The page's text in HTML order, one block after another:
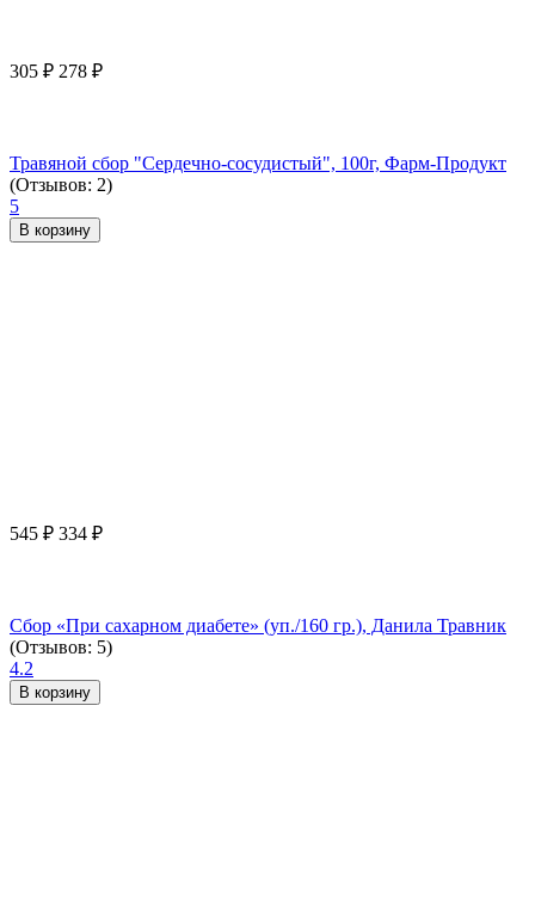
305 ₽ 278 ₽
Травяной сбор "Сердечно-сосудистый", 100г, Фарм-Продукт
(Отзывов: 2)
5
В корзину
545 ₽ 334 ₽
Сбор «При сахарном диабете» (уп./160 гр.), Данила Травник
(Отзывов: 5)
4.2
В корзину